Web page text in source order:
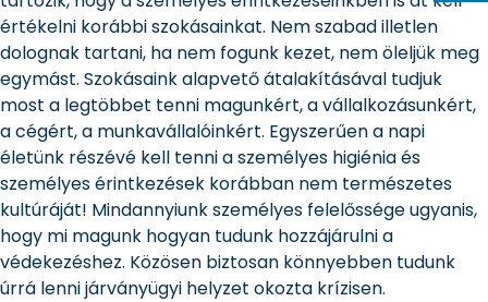
értékelni korábbi szokásainkat. Nem szabad illetlen
dolognak tartani, ha nem fogunk kezet, nem öleljük meg
egymást. Szokásaink alapvető átalakításával tudjuk
most a legtöbbet tenni magunkért, a vállalkozásunkért,
a cégért, a munkavállalóinkért. Egyszerűen a napi
életünk részévé kell tenni a személyes higiénia és
személyes érintkezések korábban nem természetes
kultúráját! Mindannyiunk személyes felelőssége ugyanis,
hogy mi magunk hogyan tudunk hozzájárulni a
védekezéshez. Közösen biztosan könnyebben tudunk
úrrá lenni járványügyi helyzet okozta krízisen.